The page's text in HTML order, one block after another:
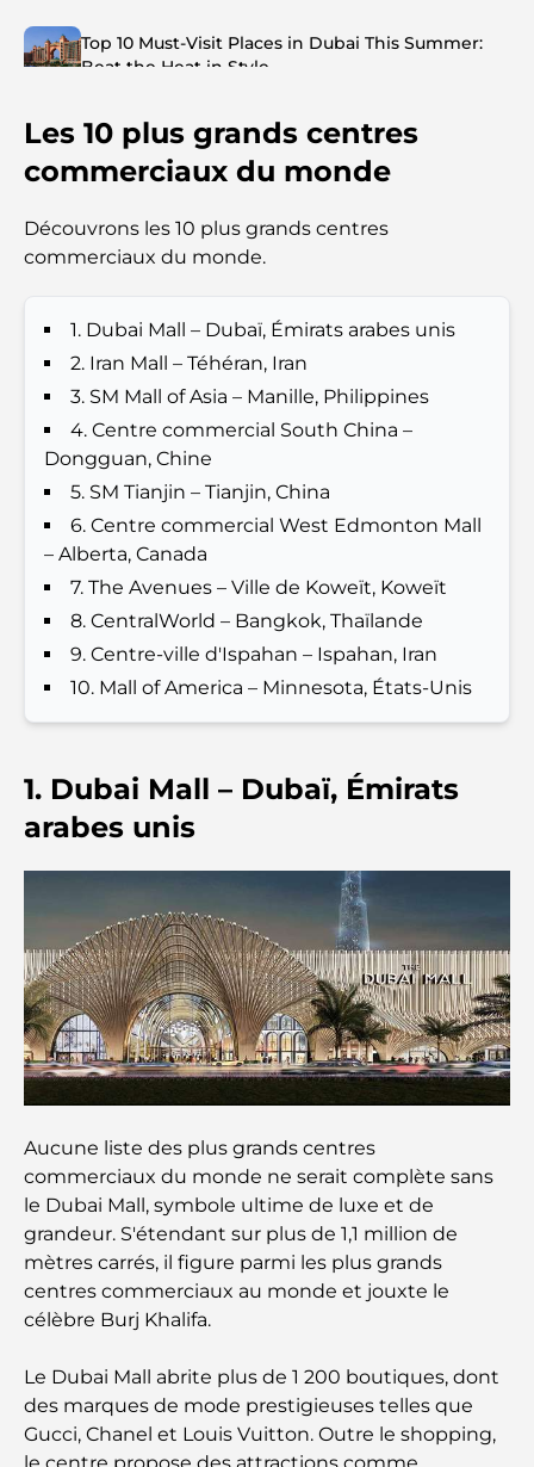
Top 10 Must-Visit Places in Dubai This Summer:
Beat the Heat in Style
Top 7 Busiest Airports in the World: Hub of Global
Travel
Investors and Residents
Families
Que faire à Dubaï en été : le guide ultime pour
profiter de la chaleur
Cadeaux de luxe pour hommes : des idées de
présents attentionnés et intemporels
Écoles à proximité de Palm Jumeirah : un guide
complet pour les familles
Les meilleurs hôtels de Business Bay, à Dubaï :
votre guide ultime
Les meilleurs cafés avec vue à Dubaï : un parfait
Restaurants avec vue sur le Burj Al Arab :
Expériences gastronomiques exceptionnelles à
Clubs de plage de Palm Jumeirah : Guide complet
2026
Restaurants italiens du centre-ville de Dubaï : un
avant-goût d'Italie au cœur de la ville
Les 7 meilleures salles de sport de Dubai Hills : le
summum du fitness
Le guide ultime des restaurants gastronomiques
de Palm Jumeirah
Découvrez les meilleurs petits-déjeuners de
Business Bay, à Dubaï.
complets pour tous
Lamborghini les plus chères jamais construites : la
liste ultime des collectionneurs
Les 10 plus grands centres
commerciaux du monde
Découvrons les 10 plus grands centres
commerciaux du monde.
1. Dubai Mall – Dubaï, Émirats arabes unis
2. Iran Mall – Téhéran, Iran
3. SM Mall of Asia – Manille, Philippines
4. Centre commercial South China –
Dongguan, Chine
5. SM Tianjin – Tianjin, China
6. Centre commercial West Edmonton Mall
– Alberta, Canada
7. The Avenues – Ville de Koweït, Koweït
8. CentralWorld – Bangkok, Thaïlande
9. Centre-ville d'Ispahan – Ispahan, Iran
10. Mall of America – Minnesota, États-Unis
1. Dubai Mall – Dubaï, Émirats
arabes unis
Aucune liste des plus grands centres
commerciaux du monde ne serait complète sans
le Dubai Mall, symbole ultime de luxe et de
grandeur. S'étendant sur plus de 1,1 million de
mètres carrés, il figure parmi les plus grands
centres commerciaux au monde et jouxte le
célèbre Burj Khalifa.
Le Dubai Mall abrite plus de 1 200 boutiques, dont
des marques de mode prestigieuses telles que
Gucci, Chanel et Louis Vuitton. Outre le shopping,